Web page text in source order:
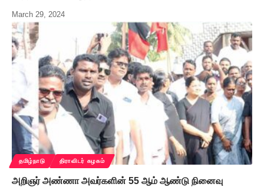
March 29, 2024
தமிழ்நாடு திராவிடர் கழகம்
அறிஞர் அண்ணா அவர்களின் 55 ஆம் ஆண்டு நினைவு